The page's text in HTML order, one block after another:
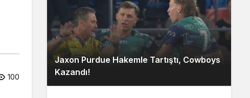
100
Jaxon Purdue Hakemle Tartıştı, Cowboys
Kazandı!